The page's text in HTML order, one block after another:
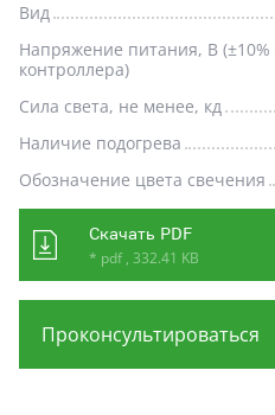
Вид
Напряжение питания, В (±10%
контроллера)
Сила света, не менее, кд
Наличие подогрева
Обозначение цвета свечения
Скачать PDF
* pdf , 332.41 KB
Проконсультироваться